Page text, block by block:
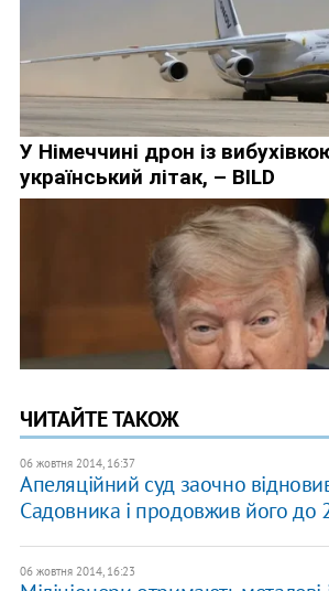
ЧИТАЙТЕ ТАКОЖ
06 жовтня 2014, 16:37
Апеляційний суд заочно
Садовника і продовжив його до
06 жовтня 2014, 16:23